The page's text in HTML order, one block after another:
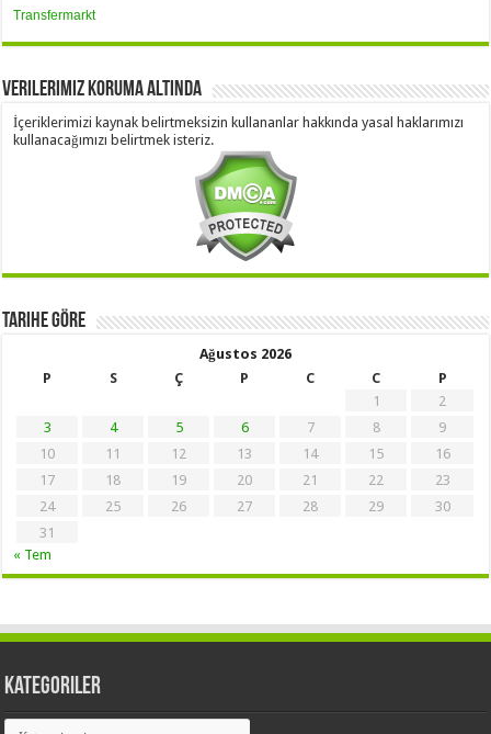
Transfermarkt
Verilerimiz Koruma Altında
İçeriklerimizi kaynak belirtmeksizin kullananlar hakkında yasal haklarımızı
kullanacağımızı belirtmek isteriz.
Tarihe Göre
Ağustos 2026
P
S Ç P C C
P
1
2
3
4 5 6 7 8
9
10
11 12 13 14 15
16
17
18 19 20 21 22
23
24
25 26 27 28 29
30
31
« Tem
Kategoriler
Kategoriler